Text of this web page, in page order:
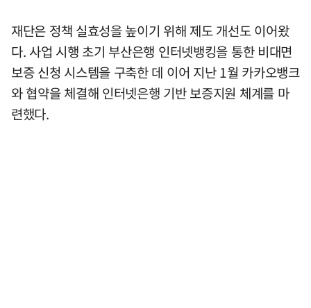
재단은 정책 실효성을 높이기 위해 제도 개선도 이어왔
다. 사업 시행 초기 부산은행 인터넷뱅킹을 통한 비대면
보증 신청 시스템을 구축한 데 이어 지난 1월 카카오뱅크
와 협약을 체결해 인터넷은행 기반 보증지원 체계를 마
련했다.